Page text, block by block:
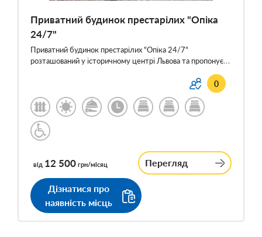
Приватний будинок престарілих "Опіка
24/7"
Приватний будинок престарілих "Опіка 24/7"
розташований у історичному центрі Львова та пропонує…
0
від 12 500 грн/місяц Перегляд
Дізнатися про
наявність місць